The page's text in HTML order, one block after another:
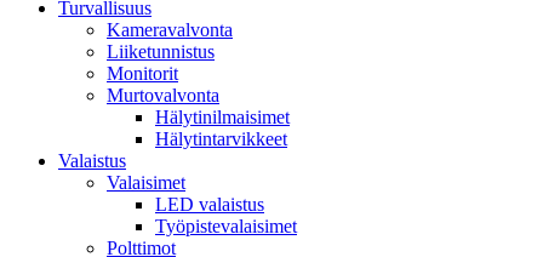
Turvallisuus
Kameravalvonta
Liiketunnistus
Monitorit
Murtovalvonta
Hälytinilmaisimet
Hälytintarvikkeet
Valaistus
Valaisimet
LED valaistus
Työpistevalaisimet
Polttimot